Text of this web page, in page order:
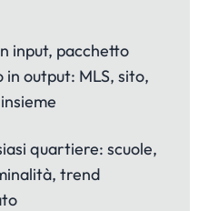
input, pacchetto
output: MLS, sito,
quartiere: scuole,
trend